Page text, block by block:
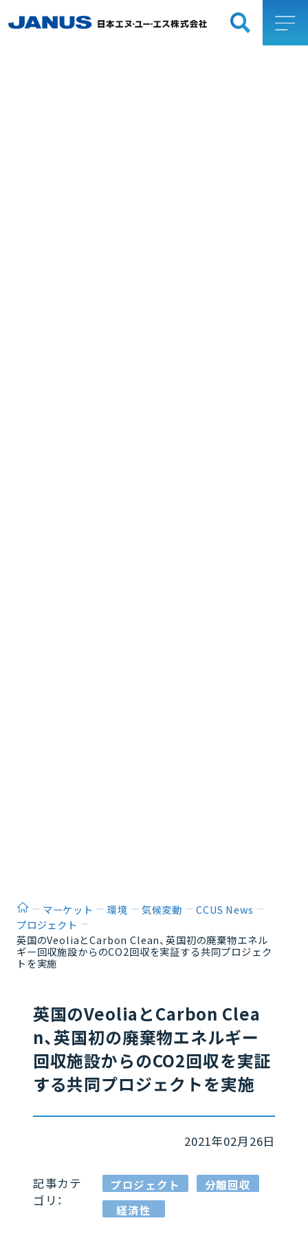
ホームマーケット 環境 気候変動
CCUS News
プロジェクト
英国のVeoliaとCarbon Clean、英国初の廃棄物エネル
ギー回収施設からのCO2回収を実証する共同プロジェク
トを実施
英国のVeoliaとCarbon Clea
n、英国初の廃棄物エネルギー
回収施設からのCO2回収を実証
する共同プロジェクトを実施
2021年02月26日
記事カテ
ゴリ：
プロジェクト
分離回収
経済性